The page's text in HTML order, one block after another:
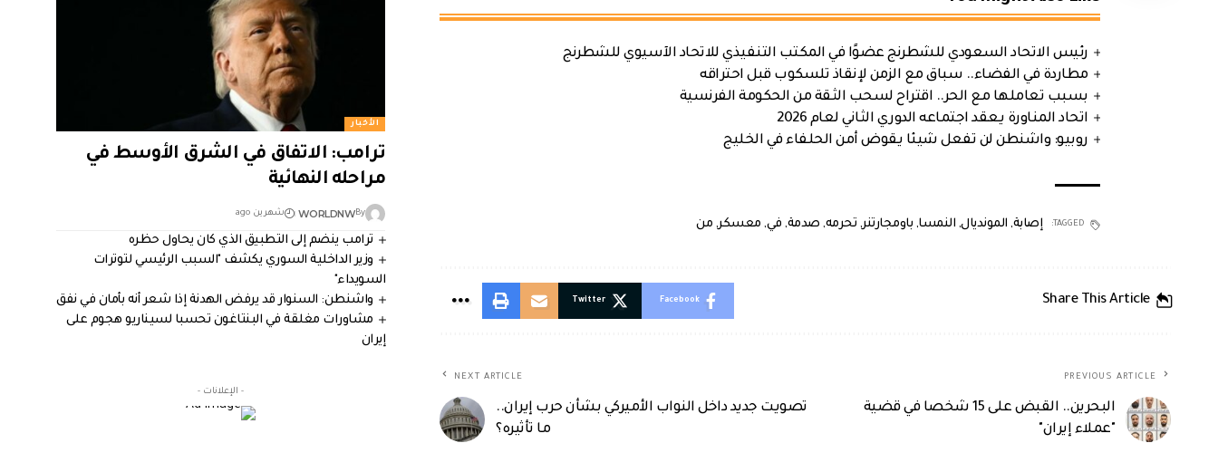
رئيس الاتحاد السعودي للشطرنج عضوًا في المكتب التنفيذي للاتحاد الآسيوي للشطرنج
مطاردة في الفضاء.. سباق مع الزمن لإنقاذ تلسكوب قبل احتراقه
بسبب تعاملها مع الحر.. اقتراح لسحب الثقة من الحكومة الفرنسية
اتحاد المناورة يعقد اجتماعه الدوري الثاني لعام 2026
روبيو: واشنطن لن تفعل شيئا يقوض أمن الحلفاء في الخليج
TAGGED: إصابة, المونديال, النمسا, باومجارتنر, تحرمه, صدمة, في, معسكر, من
Share This Article
Facebook
Twitter
PREVIOUS ARTICLE
البحرين.. القبض على 15 شخصا في قضية
"عملاء إيران"
NEXT ARTICLE
تصويت جديد داخل النواب الأميركي بشأن حرب إيران..
ما تأثيره؟
الأخبار
ترامب: الاتفاق في الشرق الأوسط في
مراحله النهائية
By
WORLDNW شهرين ago
ترامب ينضم إلى التطبيق الذي كان يحاول حظره
وزير الداخلية السوري يكشف "السبب الرئيسي لتوترات
السويداء"
واشنطن: السنوار قد يرفض الهدنة إذا شعر أنه بأمان في نفق
مشاورات مغلقة في البنتاغون تحسبا لسيناريو هجوم على
إيران
- الإعلانات -